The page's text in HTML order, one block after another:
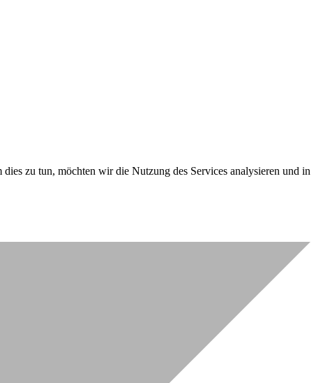
zu tun, möchten wir die Nutzung des Services analysieren und in